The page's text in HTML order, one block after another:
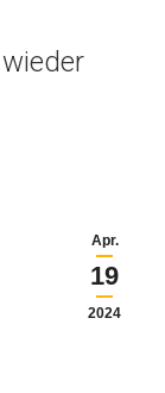
Apr.
19
2024